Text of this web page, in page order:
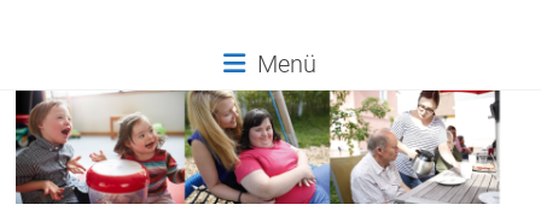
Menü